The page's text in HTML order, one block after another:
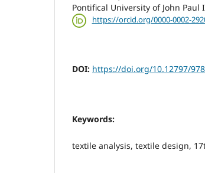
Pontifical University of John Paul
https://orcid.org/0000-0002-
DOI: https://doi.org/10.12797/
Keywords:
textile analysis, textile design,